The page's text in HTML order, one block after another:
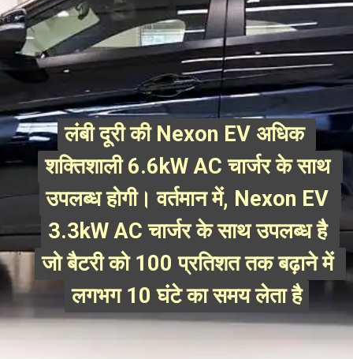
लंबी दूरी की Nexon EV अधिक
शक्तिशाली 6.6kW AC चार्जर के साथ
उपलब्ध होगी। वर्तमान में, Nexon EV
3.3kW AC चार्जर के साथ उपलब्ध है
जो बैटरी को 100 प्रतिशत तक बढ़ाने में
लगभग 10 घंटे का समय लेता है
लंबी दूरी की Nexon EV अधिक
शक्तिशाली 6.6kW AC चार्जर के साथ
उपलब्ध होगी। वर्तमान में, Nexon EV
3.3kW AC चार्जर के साथ उपलब्ध है
जो बैटरी को 100 प्रतिशत तक बढ़ाने में
लगभग 10 घंटे का समय लेता है